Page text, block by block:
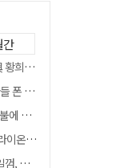
간
만원'
망에 글
검거
모리 영입
었다"